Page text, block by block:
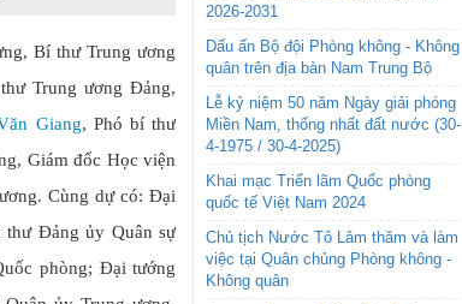
Bí thư Trung ương
Trung ương Đảng,
Giang, Phó bí thư
Giám đốc Học viện
Cùng dự có: Đại
thư Đảng ủy Quân sự
phòng; Đại tướng
2026-2031
Dấu ấn Bộ đội Phòng không - Không
quân trên địa bàn Nam Trung Bộ
Lễ kỷ niệm 50 năm Ngày giải phóng
Miền Nam, thống nhất đất nước (30-
4-1975 / 30-4-2025)
Khai mạc Triển lãm Quốc phòng
quốc tế Việt Nam 2024
Chủ tịch Nước Tô Lâm thăm và làm
việc tại Quân chủng Phòng không -
Không quân